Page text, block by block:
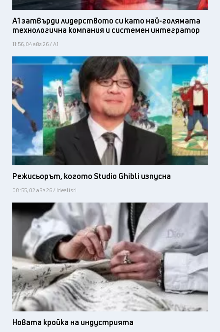
А1 затвърди лидерството си като най-голямата
технологична компания и системен интегратор
11:56, 04 авг 26 / А1
Режисьорът, когото Studio Ghibli изпусна
08:55, 02 авг 26 / Idealisti
Новата кройка на индустрията